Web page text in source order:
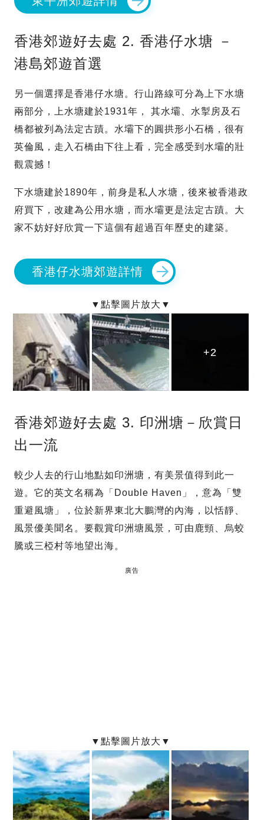
香港郊遊好去處 2. 香港仔水塘 －
港島郊遊首選
另一個選擇是香港仔水塘。行山路線可分為上下水塘
兩部分，上水塘建於1931年， 其水壩、水掣房及石
橋都被列為法定古蹟。水壩下的圓拱形小石橋，很有
英倫風，走入石橋由下往上看，完全感受到水壩的壯
觀震撼！
下水塘建於1890年，前身是私人水塘，後來被香港政
府買下，改建為公用水塘，而水壩更是法定古蹟。大
家不妨好好欣賞一下這個有超過百年歷史的建築。
香港仔水塘郊遊詳情
+2
+2
+2
香港郊遊好去處 3. 印洲塘－欣賞日
出一流
較少人去的行山地點如印洲塘，有美景值得到此一
遊。它的英文名稱為「Double Haven」，意為「雙
重避風塘」，位於新界東北大鵬灣的內海，以恬靜、
風景優美聞名。要觀賞印洲塘風景，可由鹿頸、烏蛟
騰或三椏村等地望出海。
廣告